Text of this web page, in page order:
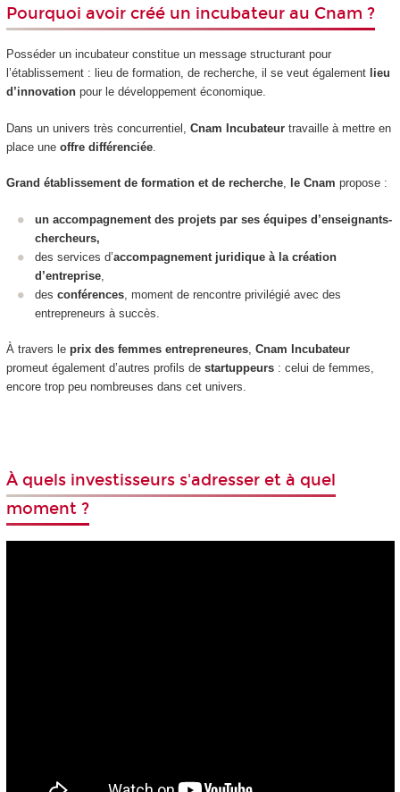
Pourquoi avoir créé un incubateur au Cnam ?
Posséder un incubateur constitue un message structurant pour
l’établissement : lieu de formation, de recherche, il se veut également lieu
d’innovationpour le développement économique.
Dans un univers très concurrentiel, Cnam Incubateurtravaille à mettre en
place une offre différenciée.
Grand établissement de formation et de recherche, le Cnam propose :
un accompagnement des projets par ses équipes d’enseignants-
chercheurs,
des services d’accompagnement juridique à la création
d’entreprise
des conférences , moment de rencontre privilégié avec des
entrepreneurs à succès.
À travers le prix des femmes entrepreneures, Cnam Incubateur
promeut également d’autres profils de startuppeurs: celui de femmes,
encore trop peu nombreuses dans cet univers.
À quels investisseurs s'adresser et à quel
moment ?